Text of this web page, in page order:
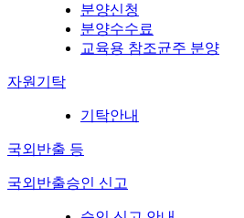
분양신청
분양수수료
교육용 참조균주 분양
자원기탁
기탁안내
국외반출 등
국외반출승인 신고